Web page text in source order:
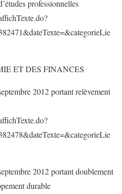
professionnelles
ET DES FINANCES
2012 portant relèvement
2012 portant doublement
durable